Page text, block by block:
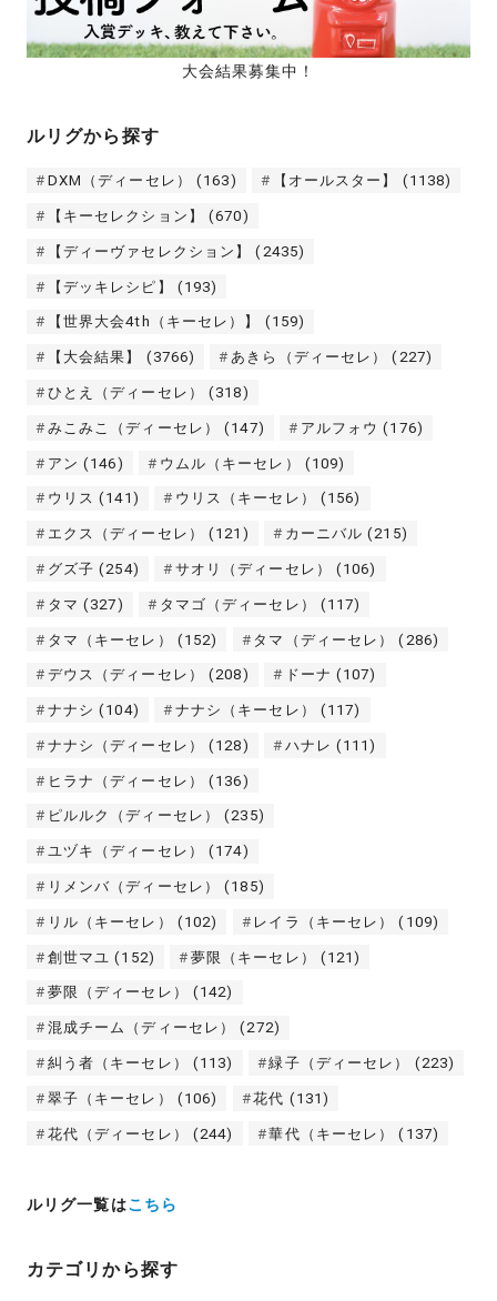
大会結果募集中！
ルリグから探す
DXM（ディーセレ） (163) 【オールスター】 (1138)
【キーセレクション】 (670)
【ディーヴァセレクション】 (2435)
【デッキレシピ】 (193)
【世界大会4th（キーセレ）】 (159)
【大会結果】 (3766) あきら（ディーセレ） (227)
ひとえ（ディーセレ） (318)
みこみこ（ディーセレ） (147) アルフォウ (176)
アン (146) ウムル（キーセレ） (109)
ウリス (141) ウリス（キーセレ） (156)
エクス（ディーセレ） (121) カーニバル (215)
グズ子 (254) サオリ（ディーセレ） (106)
タマ (327) タマゴ（ディーセレ） (117)
タマ（キーセレ） (152) タマ（ディーセレ） (286)
デウス（ディーセレ） (208) ドーナ (107)
ナナシ (104) ナナシ（キーセレ） (117)
ナナシ（ディーセレ） (128) ハナレ (111)
ヒラナ（ディーセレ） (136)
ピルルク（ディーセレ） (235)
ユヅキ（ディーセレ） (174)
リメンバ（ディーセレ） (185)
リル（キーセレ） (102) レイラ（キーセレ） (109)
創世マユ (152) 夢限（キーセレ） (121)
夢限（ディーセレ） (142)
混成チーム（ディーセレ） (272)
糾う者（キーセレ） (113) 緑子（ディーセレ） (223)
翠子（キーセレ） (106) 花代 (131)
花代（ディーセレ） (244) 華代（キーセレ） (137)
ルリグ一覧はこちら
カテゴリから探す